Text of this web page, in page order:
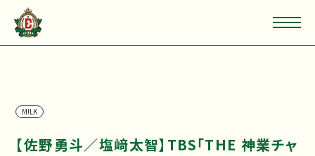
M!LK
【佐野勇斗／塩﨑太智】TBS「THE 神業チャ